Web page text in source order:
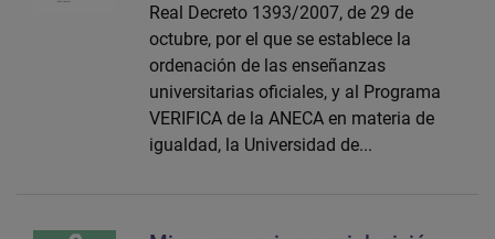
Real Decreto 1393/2007, de 29 de
octubre, por el que se establece la
ordenación de las enseñanzas
universitarias oficiales, y al Programa
VERIFICA de la ANECA en materia de
igualdad, la Universidad de...